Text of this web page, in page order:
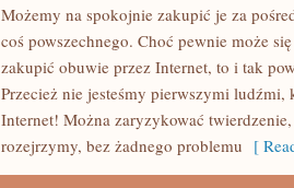
Możemy na spokojnie zakupić je za
coś powszechnego. Choć pewnie może
zakupić obuwie przez Internet, to i tak
Przecież nie jesteśmy pierwszymi
Internet! Można zaryzykować
rozejrzymy, bez żadnego problemu [